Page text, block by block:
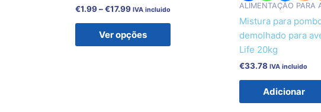
€1.99 – €17.99 IVA incluido
Ver opções
be
on
ALIMENTAÇÃO PARA
Mistura para
demolhado para
Life 20kg
€33.78 IVA incluido
Adicionar